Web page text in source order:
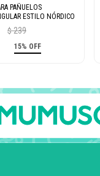
PAÑUELOS
ESTILO NÓRDICO
$ 239
15% OFF